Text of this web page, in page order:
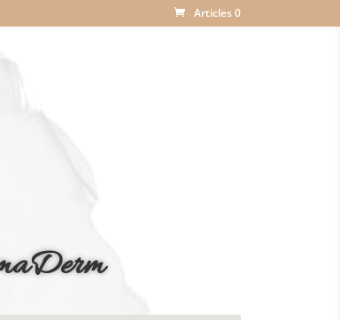
Articles 0